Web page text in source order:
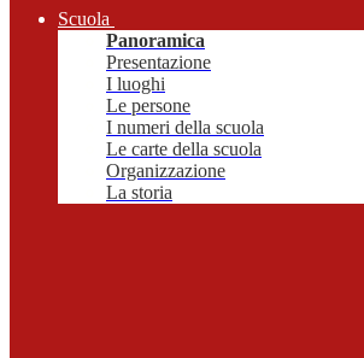
Scuola
Panoramica
Presentazione
I luoghi
Le persone
I numeri della scuola
Le carte della scuola
Organizzazione
La storia